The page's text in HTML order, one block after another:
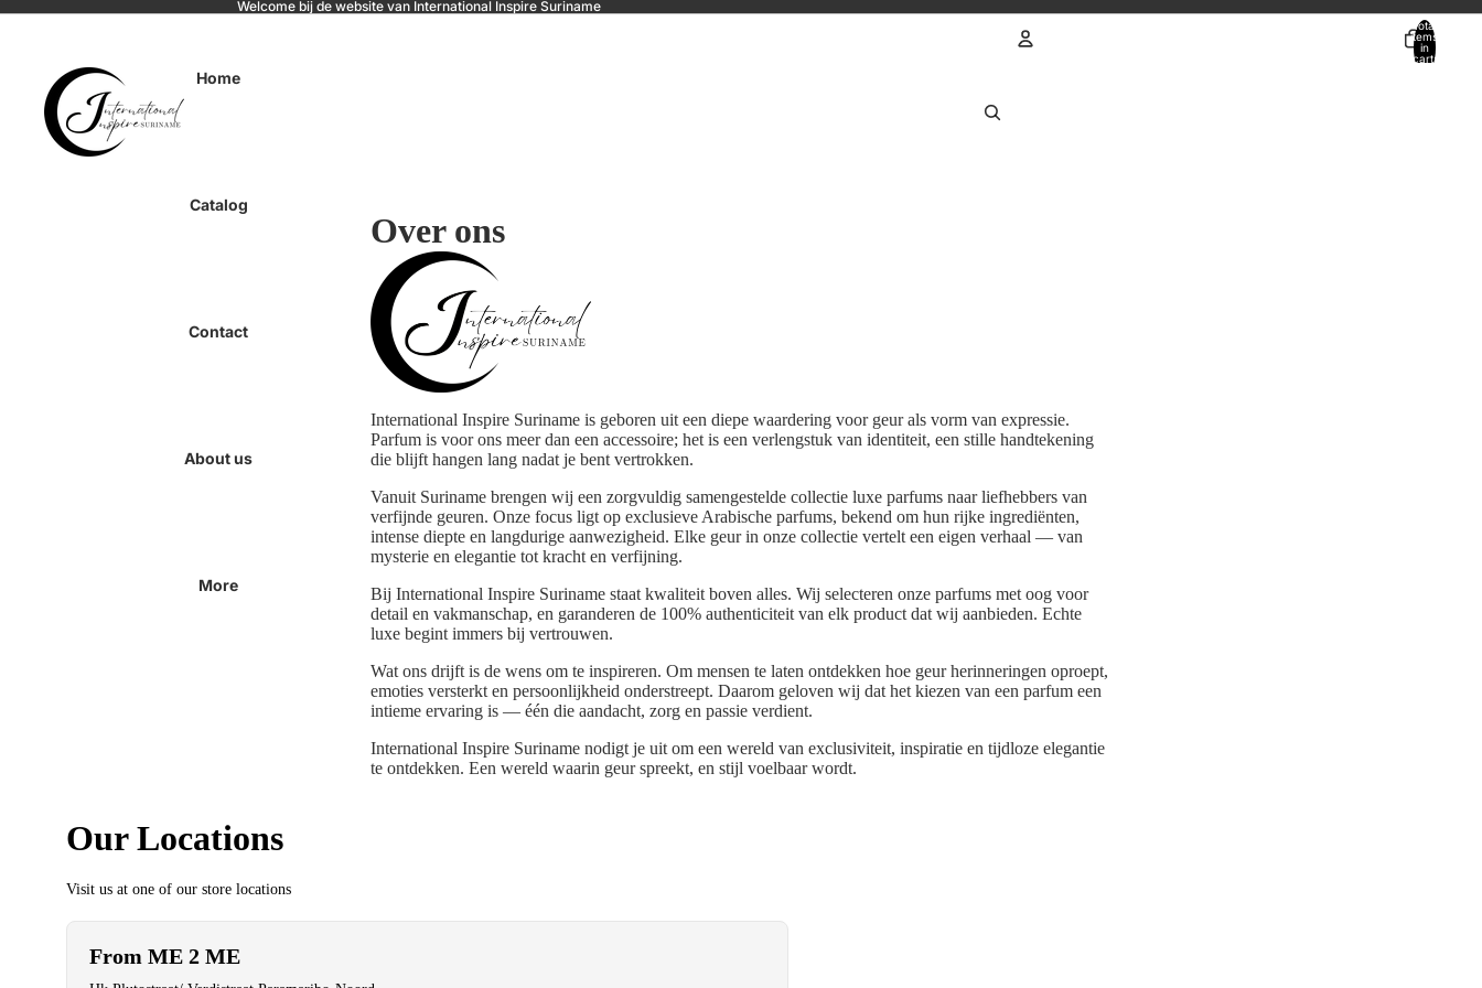
Welcome bij de website van International Inspire Suriname
Home
Catalog
Contact
About us
More
Total
items
in
cart:
Over ons
International Inspire Suriname is geboren uit een diepe waardering voor geur als vorm van expressie.
Parfum is voor ons meer dan een accessoire; het is een verlengstuk van identiteit, een stille handtekening
die blijft hangen lang nadat je bent vertrokken.
Vanuit Suriname brengen wij een zorgvuldig samengestelde collectie luxe parfums naar liefhebbers van
verfijnde geuren. Onze focus ligt op exclusieve Arabische parfums, bekend om hun rijke ingrediënten,
intense diepte en langdurige aanwezigheid. Elke geur in onze collectie vertelt een eigen verhaal — van
mysterie en elegantie tot kracht en verfijning.
Bij International Inspire Suriname staat kwaliteit boven alles. Wij selecteren onze parfums met oog voor
detail en vakmanschap, en garanderen de 100% authenticiteit van elk product dat wij aanbieden. Echte
luxe begint immers bij vertrouwen.
Wat ons drijft is de wens om te inspireren. Om mensen te laten ontdekken hoe geur herinneringen oproept,
emoties versterkt en persoonlijkheid onderstreept. Daarom geloven wij dat het kiezen van een parfum een
intieme ervaring is — één die aandacht, zorg en passie verdient.
International Inspire Suriname nodigt je uit om een wereld van exclusiviteit, inspiratie en tijdloze elegantie
te ontdekken. Een wereld waarin geur spreekt, en stijl voelbaar wordt.
Our Locations
Visit us at one of our store locations
From ME 2 ME